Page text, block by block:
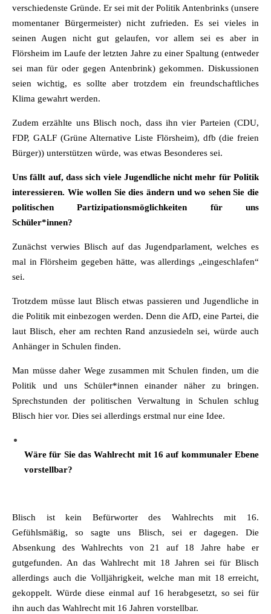
verschiedenste Gründe. Er sei mit der Politik Antenbrinks (unsere
momentaner Bürgermeister) nicht zufrieden. Es sei vieles in
seinen Augen nicht gut gelaufen, vor allem sei es aber in
Flörsheim im Laufe der letzten Jahre zu einer Spaltung (entweder
sei man für oder gegen Antenbrink) gekommen. Diskussionen
seien wichtig, es sollte aber trotzdem ein freundschaftliches
Klima gewahrt werden.
Zudem erzählte uns Blisch noch, dass ihn vier Parteien (CDU,
FDP, GALF (Grüne Alternative Liste Flörsheim), dfb (die freien
Bürger)) unterstützen würde, was etwas Besonderes sei.
Uns fällt auf, dass sich viele Jugendliche nicht mehr für Politik
interessieren. Wie wollen Sie dies ändern und wo sehen Sie die
politischen Partizipationsmöglichkeiten für uns
Schüler*innen?
Zunächst verwies Blisch auf das Jugendparlament, welches es
mal in Flörsheim gegeben hätte, was allerdings „eingeschlafen“
sei.
Trotzdem müsse laut Blisch etwas passieren und Jugendliche in
die Politik mit einbezogen werden. Denn die AfD, eine Partei, die
laut Blisch, eher am rechten Rand anzusiedeln sei, würde auch
Anhänger in Schulen finden.
Man müsse daher Wege zusammen mit Schulen finden, um die
Politik und uns Schüler*innen einander näher zu bringen.
Sprechstunden der politischen Verwaltung in Schulen schlug
Blisch hier vor. Dies sei allerdings erstmal nur eine Idee.
Wäre für Sie das Wahlrecht mit 16 auf kommunaler Ebene
vorstellbar?
Blisch ist kein Befürworter des Wahlrechts mit 16.
Gefühlsmäßig, so sagte uns Blisch, sei er dagegen. Die
Absenkung des Wahlrechts von 21 auf 18 Jahre habe er
gutgefunden. An das Wahlrecht mit 18 Jahren sei für Blisch
allerdings auch die Volljährigkeit, welche man mit 18 erreicht,
gekoppelt. Würde diese einmal auf 16 herabgesetzt, so sei für
ihn auch das Wahlrecht mit 16 Jahren vorstellbar.